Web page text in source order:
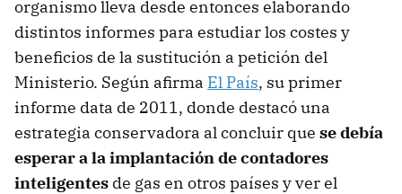
organismo lleva desde entonces elaborando
distintos informes para estudiar los costes y
beneficios de la sustitución a petición del
Ministerio. Según afirma El País, su primer
informe data de 2011, donde destacó una
estrategia conservadora al concluir que se debía
esperar a la implantación de contadores
inteligentes de gas en otros países y ver el